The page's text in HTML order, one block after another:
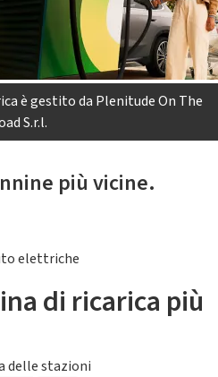
è gestito da Plenitude On The
S.r.l.
più vicine.
elettriche
di ricarica più
delle stazioni